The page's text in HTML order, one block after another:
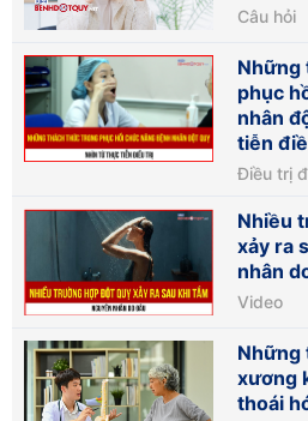
Câu hỏi
Những
phục
nhân
tiễn
Điều trị
Nhiều
xảy ra
nhân
Video
Những
xương
thoái